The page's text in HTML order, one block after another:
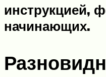
инструкцией,
начинающих.